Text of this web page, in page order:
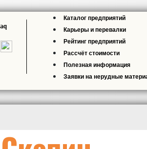
Каталог предприятий
Карьеры и перевалки
Рейтинг предприятий
Рассчёт стоимости
Полезная информация
Заявки на нерудные